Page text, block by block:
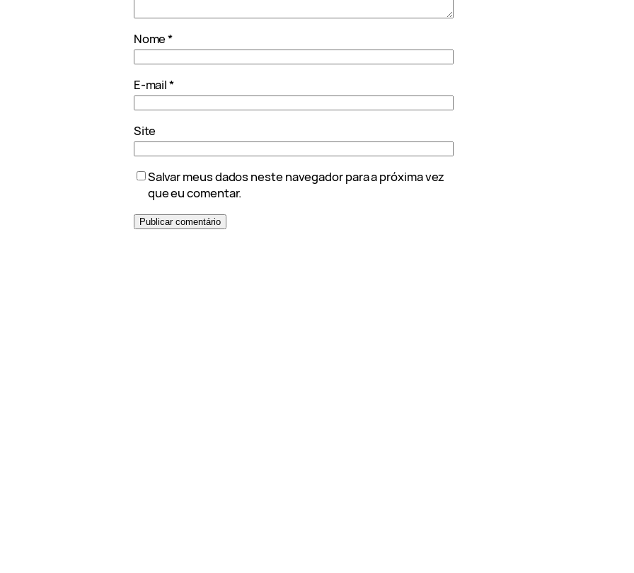
Nome*
E-mail*
Site
Salvar meus dados neste navegador para a próxima vez
que eu comentar.